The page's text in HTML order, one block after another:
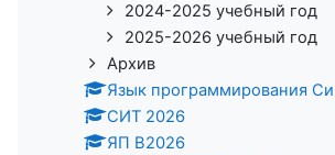
2024-2025 учебный год
2025-2026 учебный год
Архив
Язык программирования Си
СИТ 2026
ЯП В2026